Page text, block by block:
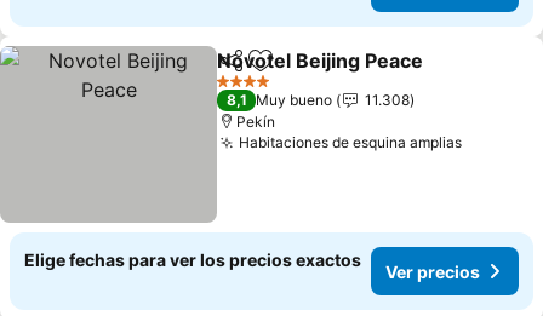
CompartirAgregar a favoritos
Novotel Beijing Peace
4 Estrellas
8,1 Muy bueno
11.308
Pekín
Habitaciones de esquina amplias
Elige fechas para ver los precios exactos
Ver precios